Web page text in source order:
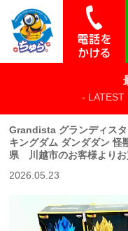
- LATEST
Grandista グランディス
キングダム ダンダダン 怪
県 川越市のお客様よりお
2026.05.23